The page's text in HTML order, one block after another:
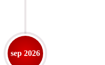
sep 2026